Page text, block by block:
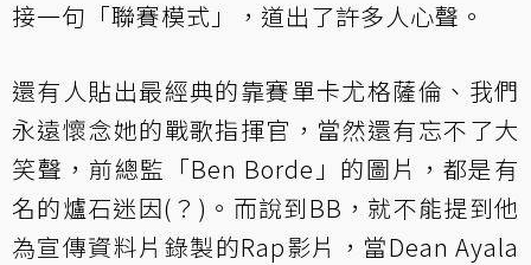
接一句「聯賽模式」，道出了許多人心聲。
還有人貼出最經典的靠賽單卡尤格薩倫、我們
永遠懷念她的戰歌指揮官，當然還有忘不了大
笑聲，前總監「Ben Borde」的圖片，都是有
名的爐石迷因(？)。而說到BB，就不能提到他
為宣傳資料片錄製的Rap影片，當Dean Ayala